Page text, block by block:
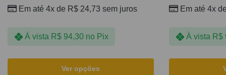
Em até 4x de R$ 24,73 sem juros
À vista R$94,30 no Pix
Ver opções
Em até 4x
À vista R$